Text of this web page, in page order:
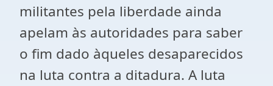
militantes pela liberdade ainda
apelam às autoridades para saber
o fim dado àqueles desaparecidos
na luta contra a ditadura. A luta